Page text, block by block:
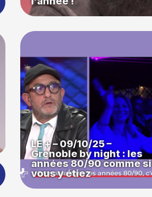
LE + – 09/10/25 –
Grenoble by night : les
années 80/90 comme si
vous y étiez